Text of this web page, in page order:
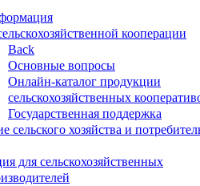
кооперации
Back
Основные вопросы
Онлайн-каталог продукции
сельскохозяйственных
Государственная поддержка
сельского хозяйства и
для сельскохозяйственных